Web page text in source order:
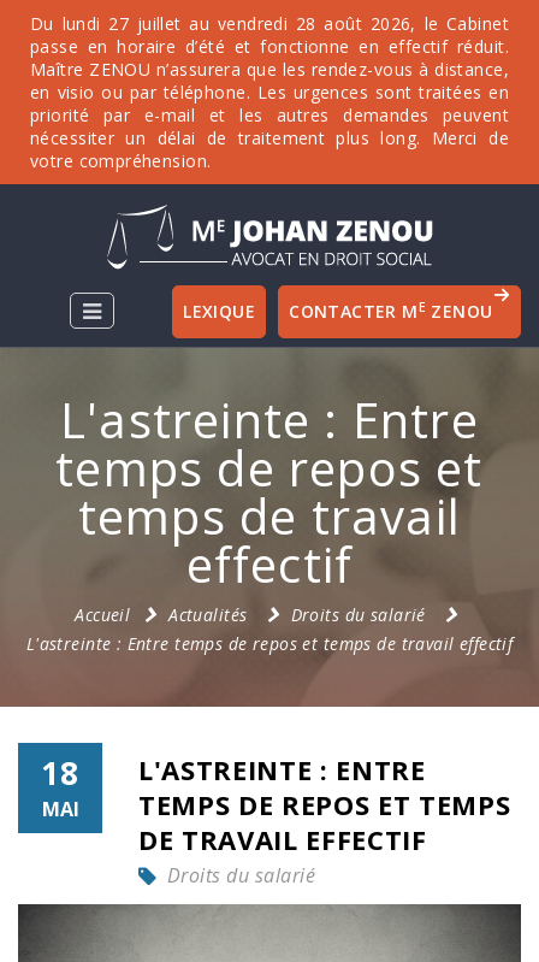
Du lundi 27 juillet au vendredi 28 août 2026, le Cabinet
passe en horaire d’été et fonctionne en effectif réduit.
Maître ZENOU n’assurera que les rendez-vous à distance,
en visio ou par téléphone. Les urgences sont traitées en
priorité par e-mail et les autres demandes peuvent
nécessiter un délai de traitement plus long. Merci de
votre compréhension.
CONTACTER ME ZENOU
LEXIQUE
L'astreinte : Entre
temps de repos et
temps de travail
effectif
Accueil Actualités
Droits du salarié
L'astreinte : Entre temps de repos et temps de travail effectif
18
MAI
L'ASTREINTE : ENTRE
TEMPS DE REPOS ET TEMPS
DE TRAVAIL EFFECTIF
Droits du salarié